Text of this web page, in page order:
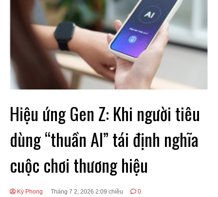
Hiệu ứng Gen Z: Khi người tiêu
dùng “thuần AI” tái định nghĩa
cuộc chơi thương hiệu
Kỳ Phong Tháng 7 2, 2026 2:09 chiều 0